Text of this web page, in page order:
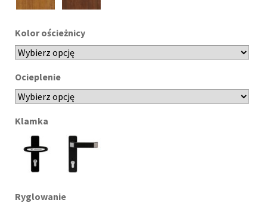
Kolor ościeżnicy
Ocieplenie
Klamka
Ryglowanie